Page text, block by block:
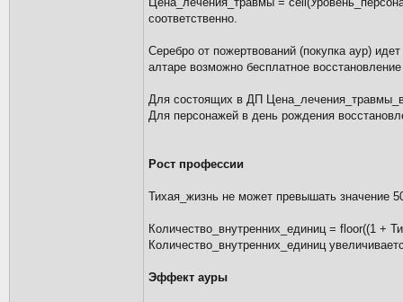
соответственно.
Серебро от пожертвований (покупка аур)
алтаре возможно бесплатное
Для состоящих в ДП
Для персонажей в день рождения
Рост профессии
Тихая_жизнь не может превышать значение
Количество_внутренних_единиц = floor((1 +
Количество_внутренних_единиц
Эффект ауры